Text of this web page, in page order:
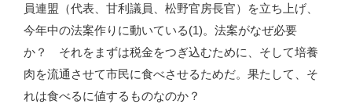
ち
目
は
あ
員連盟（代表、甘利議員、松野官房長官）を立ち上げ、
今年中の法案作りに動いている(1)。法案がなぜ必要
か？ それをまずは税金をつぎ込むために、そして培養
肉を流通させて市民に食べさせるためだ。果たして、そ
れは食べるに値するものなのか？